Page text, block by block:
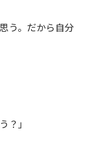
う。だから自分
？」